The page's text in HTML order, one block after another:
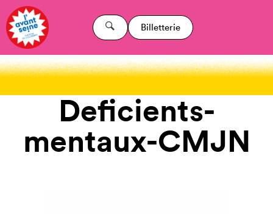
Billetterie
Deficients-
mentaux-CMJN